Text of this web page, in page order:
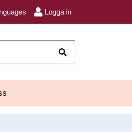
Logga in